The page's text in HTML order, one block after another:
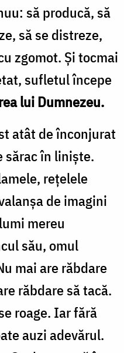
să producă, să
să se distreze,
zgomot. Și tocmai
sufletul începe
lui Dumnezeu.
atât de înconjurat
sărac în liniște.
rețelele
de imagini
mereu
său, omul
mai are răbdare
răbdare să tacă.
roage. Iar fără
auzi adevărul.